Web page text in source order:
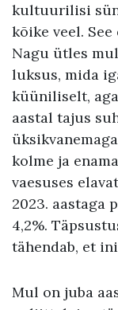
kultuurilisi
kõike veel.
Nagu ütles
luksus, mida
küüniliselt,
aastal tajus
kolme ja
vaesuses
2023. aastaga
4,2%.
tähendab, et
Mul on juba